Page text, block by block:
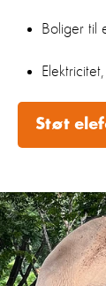
Boliger til
Støt